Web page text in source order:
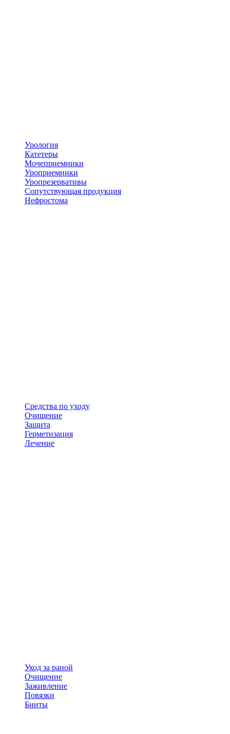
Урология
Катетеры
Мочеприемники
Уроприемники
Уропрезервативы
Сопутствующая продукция
Нефростома
Средства по уходу
Очищение
Защита
Герметизация
Лечение
Уход за раной
Очищение
Заживление
Повязки
Бинты